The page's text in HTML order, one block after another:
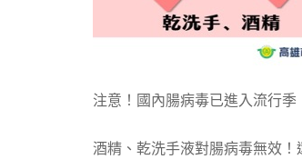
注意！國內腸病毒已進入流行
酒精、乾洗手液對腸病毒無效！